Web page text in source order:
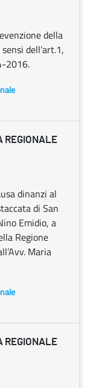
della
dell’art.1,
2016.
REGIONALE
dinanzi al
di San
Emidio, a
Regione
Maria
REGIONALE